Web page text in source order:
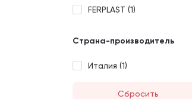
FERPLAST (1)
Страна-производитель
Италия (1)
Сбросить